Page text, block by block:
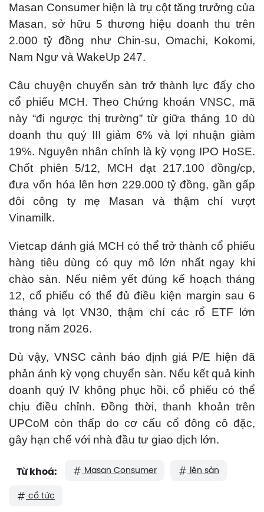
Masan Consumer hiện là trụ cột tăng trưởng của
Masan, sở hữu 5 thương hiệu doanh thu trên
2.000 tỷ đồng như Chin-su, Omachi, Kokomi,
Nam Ngư và WakeUp 247.
Câu chuyện chuyển sàn trở thành lực đẩy cho
cổ phiếu MCH. Theo Chứng khoán VNSC, mã
này “đi ngược thị trường” từ giữa tháng 10 dù
doanh thu quý III giảm 6% và lợi nhuận giảm
19%. Nguyên nhân chính là kỳ vọng IPO HoSE.
Chốt phiên 5/12, MCH đạt 217.100 đồng/cp,
đưa vốn hóa lên hơn 229.000 tỷ đồng, gần gấp
đôi công ty mẹ Masan và thậm chí vượt
Vinamilk.
Vietcap đánh giá MCH có thể trở thành cổ phiếu
hàng tiêu dùng có quy mô lớn nhất ngay khi
chào sàn. Nếu niêm yết đúng kế hoạch tháng
12, cổ phiếu có thể đủ điều kiện margin sau 6
tháng và lọt VN30, thậm chí các rổ ETF lớn
trong năm 2026.
Dù vậy, VNSC cảnh báo định giá P/E hiện đã
phản ánh kỳ vọng chuyển sàn. Nếu kết quả kinh
doanh quý IV không phục hồi, cổ phiếu có thể
chịu điều chỉnh. Đồng thời, thanh khoản trên
UPCoM còn thấp do cơ cấu cổ đông cô đặc,
gây hạn chế với nhà đầu tư giao dịch lớn.
Từ khoá: Masan Consumer lên sàn
cổ tức